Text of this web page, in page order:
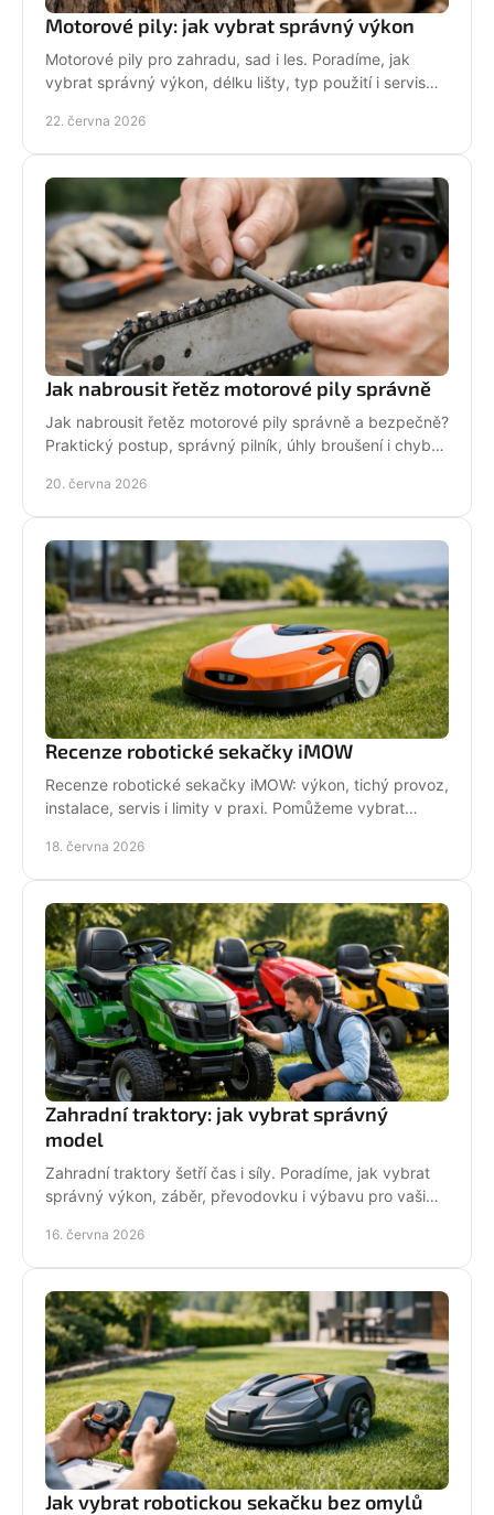
Motorové pily: jak vybrat správný výkon
Motorové pily pro zahradu, sad i les. Poradíme, jak
vybrat správný výkon, délku lišty, typ použití i servis
22. června 2026
Jak nabrousit řetěz motorové pily správně
Jak nabrousit řetěz motorové pily správně a bezpečně?
Praktický postup, správný pilník, úhly broušení i chyby,
20. června 2026
Recenze robotické sekačky iMOW
Recenze robotické sekačky iMOW: výkon, tichý provoz,
instalace, servis i limity v praxi. Pomůžeme vybrat
18. června 2026
Zahradní traktory: jak vybrat správný
model
Zahradní traktory šetří čas i síly. Poradíme, jak vybrat
správný výkon, záběr, převodovku i výbavu pro vaši
16. června 2026
Jak vybrat robotickou sekačku bez omylů